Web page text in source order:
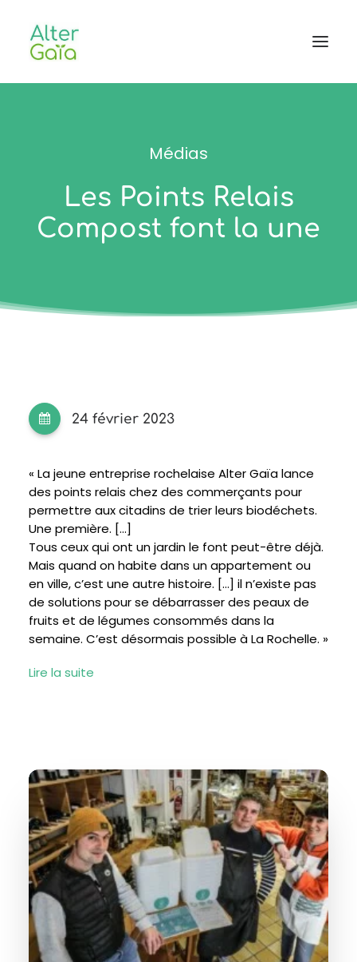
L’aventure
Médias
Les Points Relais
Compost font la une
24 février 2023
« La jeune entreprise rochelaise Alter Gaïa lance
des points relais chez des commerçants pour
permettre aux citadins de trier leurs biodéchets.
Une première. […]
Tous ceux qui ont un jardin le font peut-être déjà.
Mais quand on habite dans un appartement ou
en ville, c’est une autre histoire. […] il n’existe pas
de solutions pour se débarrasser des peaux de
fruits et de légumes consommés dans la
semaine. C’est désormais possible à La Rochelle. »
Lire la suite